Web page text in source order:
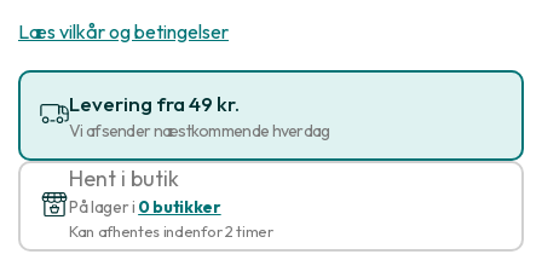
Læs vilkår og betingelser
Levering fra 49 kr.
Vi afsender næstkommende hverdag
Hent i butik
På lager i 0 butikker
Kan afhentes indenfor 2 timer